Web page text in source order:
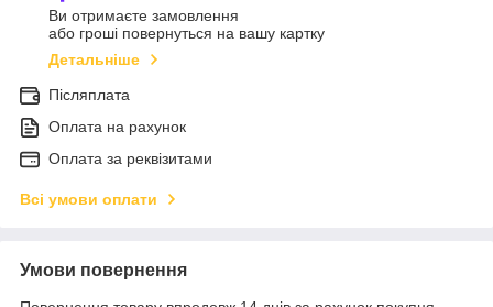
Ви отримаєте замовлення
або гроші повернуться на вашу картку
Детальніше
Післяплата
Оплата на рахунок
Оплата за реквізитами
Всі умови оплати
Умови повернення